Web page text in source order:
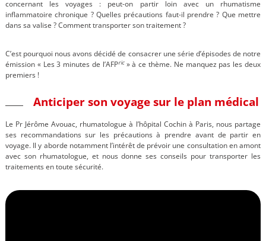
concernant les voyages : peut-on partir loin avec un rhumatisme
inflammatoire chronique ? Quelles précautions faut-il prendre ? Que mettre
dans sa valise ? Comment transporter son traitement ?
C’est pourquoi nous avons décidé de consacrer une série d’épisodes de notre
émission « Les 3 minutes de l’AFPric» à ce thème. Ne manquez pas les deux
premiers !
Anticiper son voyage sur le plan médical
Le Pr Jérôme Avouac, rhumatologue à l’hôpital Cochin à Paris, nous partage
ses recommandations sur les précautions à prendre avant de partir en
voyage. Il y aborde notamment l’intérêt de prévoir une consultation en amont
avec son rhumatologue, et nous donne ses conseils pour transporter les
traitements en toute sécurité.